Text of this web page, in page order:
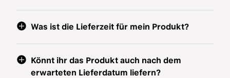
Was ist die Lieferzeit für mein Produkt?
Könnt ihr das Produkt auch nach dem
erwarteten Lieferdatum liefern?